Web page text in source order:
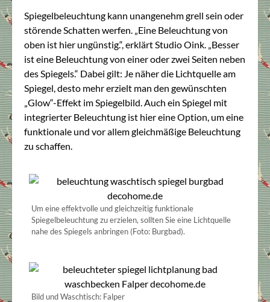
Spiegelbeleuchtung kann unangenehm grell sein oder
störende Schatten werfen. „Eine Beleuchtung von
oben ist hier ungünstig.“, erklärt Studio Oink. „Besser
ist eine Beleuchtung von einer oder zwei Seiten neben
des Spiegels.“ Dabei gilt: Je näher die Lichtquelle am
Spiegel, desto mehr erzielt man den gewünschten
„Glow“-Effekt im Spiegelbild. Auch ein Spiegel mit
integrierter Beleuchtung ist hier eine Option, um eine
funktionale und vor allem gleichmäßige Beleuchtung
zu schaffen.
Um eine effektvolle und gleichzeitig funktionale
Spiegelbeleuchtung zu erzielen, sollten Sie eine Lichtquelle
nahe des Spiegels anbringen (Foto: Burgbad).
Bild und Waschtisch: Falper